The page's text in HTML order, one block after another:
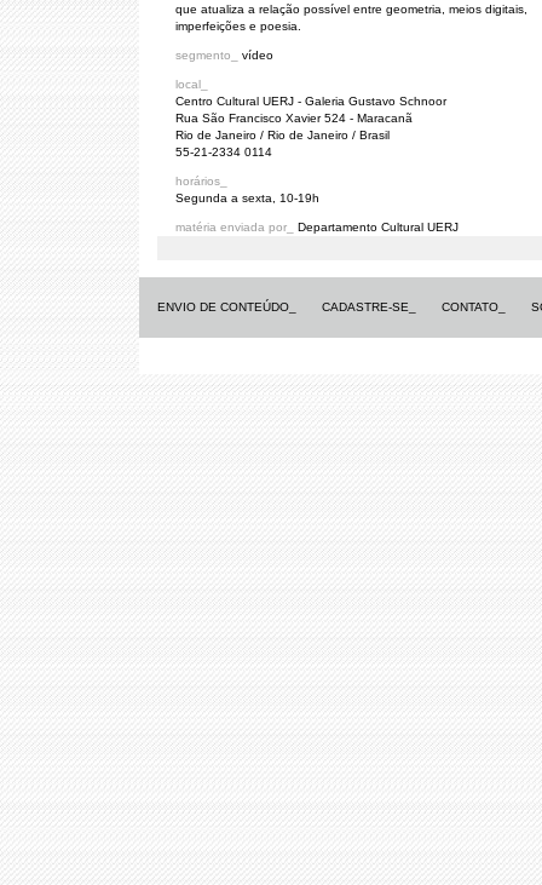
que atualiza a relação possível entre geometria, meios digitais,
imperfeições e poesia.
segmento_ vídeo
local_
Centro Cultural UERJ - Galeria Gustavo Schnoor
Rua São Francisco Xavier 524 - Maracanã
Rio de Janeiro / Rio de Janeiro / Brasil
55-21-2334 0114
horários_
Segunda a sexta, 10-19h
matéria enviada por_ Departamento Cultural UERJ
ENVIO DE CONTEÚDO_ CADASTRE-SE_ CONTATO_